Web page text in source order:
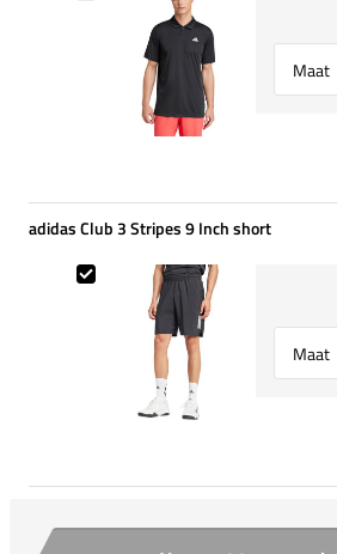
Select {option} for
adidas Club 3 Stripes 9 Inch short
Select {option} for
adidas Club 3 Stripes 9 Inch short